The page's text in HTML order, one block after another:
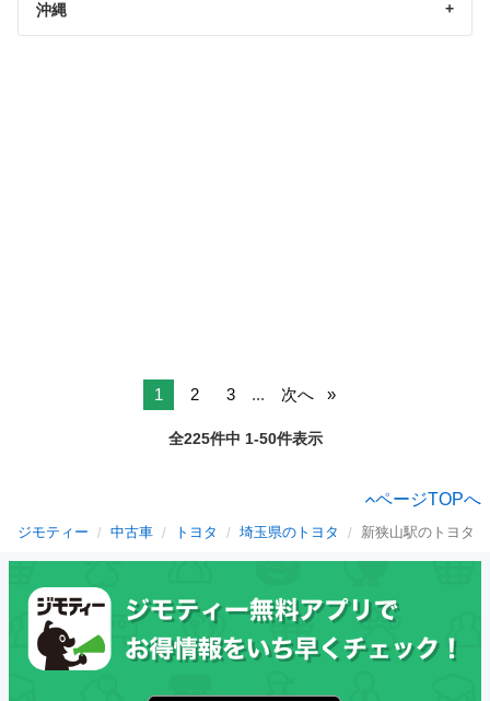
沖縄
1 2 3 ... 次へ
全225件中 1-50件表示
ページTOPへ
ジモティー 中古車 トヨタ 埼玉県のトヨタ 新狭山駅のトヨタ